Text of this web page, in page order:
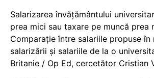
Salarizarea învățământului
prea mici sau taxare pe muncă prea
Comparație între salariile propuse în
salarizării și salariile de la o
Britanie / Op Ed, cercetător Cristian